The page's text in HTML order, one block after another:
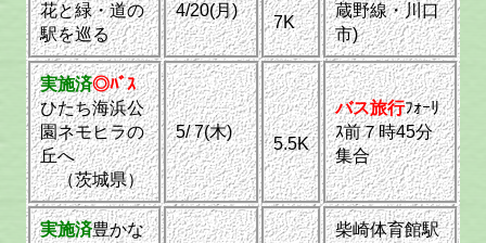
花と緑・道の
駅を巡る
4/20(月)
7K
蔵野線・川口
市)
実施済◎ﾊﾞｽ
ひたち海浜公
園ネモヒラの
丘へ
（茨城県）
5/ 7(木)
5.5K
バス旅行ﾌｫｰﾘ
ｽ前７時45分
集合
実施済豊かな
柴崎体育館駅